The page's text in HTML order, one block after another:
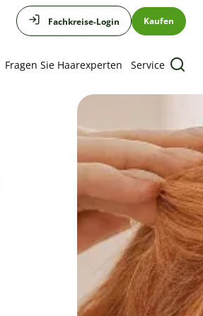
Fragen Sie Haarexperten Service
Fachkreise-Login Kaufen